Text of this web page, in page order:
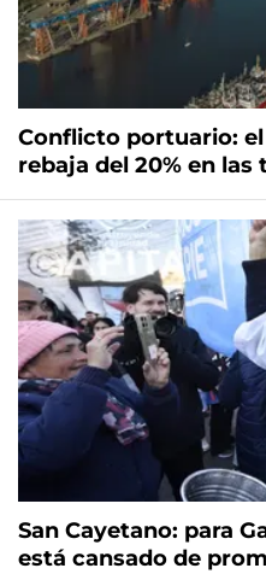
Conflicto portuario:
rebaja del 20% en
San Cayetano: para
está cansado de